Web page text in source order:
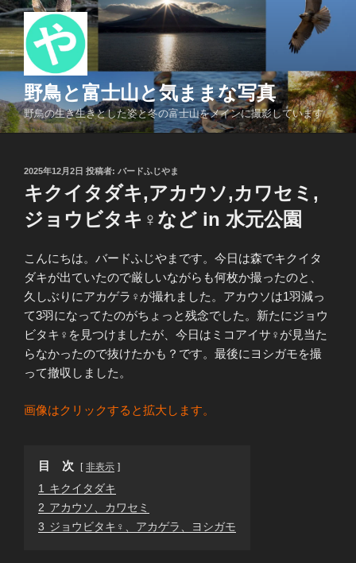
コ
ン
テ
へ
ス
野鳥と富士山と気ままな写真
野鳥の生き生きとした姿と冬の富士山をメインに撮影しています
投
稿
日:
2025年12月2日 投稿者: バードふじやま
キクイタダキ,アカウソ,カワセミ,
ジョウビタキ♀など in 水元公園
こんにちは。バードふじやまです。今日は森でキクイタ
ダキが出ていたので厳しいながらも何枚か撮ったのと、
久しぶりにアカゲラ♀が撮れました。アカウソは1羽減っ
て3羽になってたのがちょっと残念でした。新たにジョウ
ビタキ♀を見つけましたが、今日はミコアイサ♀が見当た
らなかったので抜けたかも？です。最後にヨシガモを撮
って撤収しました。
画像はクリックすると拡大します。
目 次 非表示
1
キクイタダキ
2 アカウソ、カワセミ
3 ジョウビタキ♀、アカゲラ、ヨシガモ